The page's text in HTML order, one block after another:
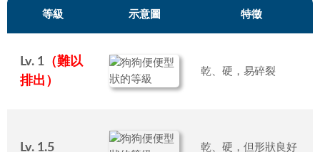
等級 示意圖 特徵
Lv. 1 （難以
排出 ）
乾、硬，易碎裂
Lv. 1.5 乾、硬，但形狀良好